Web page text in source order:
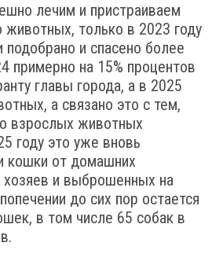
лечим и пристраиваем
только в 2023 году
и спасено более
примерно на 15% процентов
главы города, а в 2025
а связано это с тем,
взрослых животных
году это уже вновь
кошки от домашних
и выброшенных на
до сих пор остается
в том числе 65 собак в